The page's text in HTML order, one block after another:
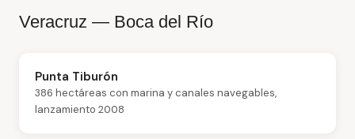
Veracruz — Boca del Río
Punta Tiburón
386 hectáreas con marina y canales navegables,
lanzamiento 2008